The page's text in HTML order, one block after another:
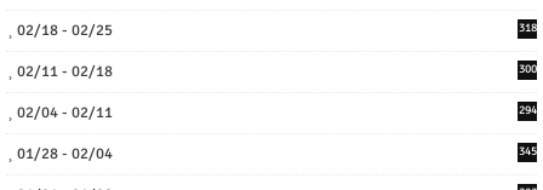
02/18 - 02/25 318
02/11 - 02/18 300
02/04 - 02/11 294
01/28 - 02/04 345